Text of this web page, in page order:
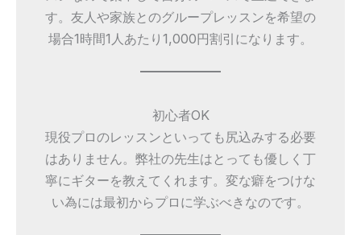
す。友人や家族とのグループレッスンを希望の
場合1時間1人あたり1,000円割引になります。
初心者OK
現役プロのレッスンといっても尻込みする必要
はありません。弊社の先生はとっても優しく丁
寧にギターを教えてくれます。変な癖をつけな
い為には最初からプロに学ぶべきなのです。